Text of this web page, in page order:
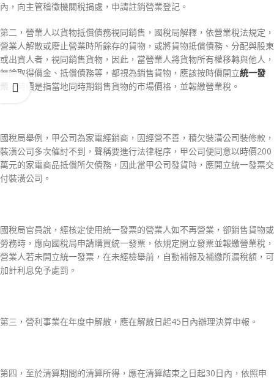
內，向主管稽徵機關稅捐處，申請註銷營業登記。
第二，營業人以貨物抵償債務視同銷售，國稅局解釋，依營業稅法規定，
營業人解散或廢止營業時所餘存的貨物，或將貨物抵償債務、分配與股東
或出資人者，視同銷售貨物，因此，當營業人將貨物所有權移轉與他人，
無論取得價金、抵償債務等，都視為銷售貨物，應該按時價開立統一發
，時價是指當地同時期銷售貨物的市場價格，並報繳營業稅。
國稅局舉例，甲公司為家電經銷商，因經營不善，積欠裝潢公司裝修款，
裝潢公司多次催討不到，聲稱要進行法律程序，甲公司便同意以時價200
萬元的家電商品抵償所欠債務，因此當甲公司發貨時，應開立統一發票交
付裝潢公司。
國稅局官員說，經核定使用統一發票的營業人如不再營業，卻銷售貨物或
勞務時，應向國稅局申請購買統一發票，依規定開立發票並報繳營業稅，
營業人若未開立統一發票，在未經檢舉前，自動補報及補繳所漏稅額，可
加計利息免予處罰。
第三，營利事業在年度中解散，應在解散日起45日內辦理決算申報。
第四，至於清算期間的清算所得，應在清算結束之日起30日內，依照申